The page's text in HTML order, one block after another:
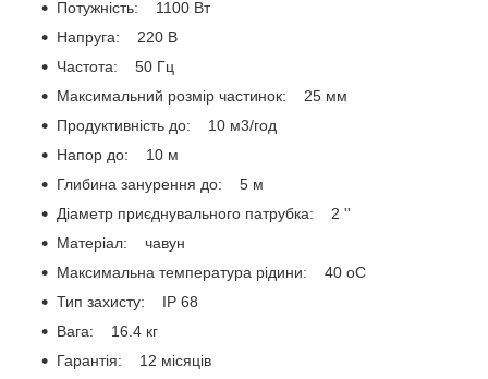
Потужність: 1100 Вт
Напруга: 220 В
Частота: 50 Гц
Максимальний розмір частинок: 25 мм
Продуктивність до: 10 м3/год
Напор до: 10 м
Глибина занурення до: 5 м
Діаметр приєднувального патрубка: 2 ''
Матеріал: чавун
Максимальна температура рідини: 40 oС
Тип захисту: IP 68
Вага: 16.4 кг
Гарантія: 12 місяців